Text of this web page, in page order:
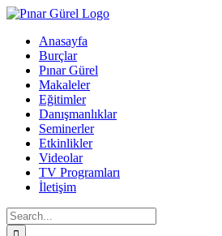
Skip
contentAnasayfa
Burçlar
Pınar Gürel
Makaleler
Eğitimler
Danışmanlıklar
Seminerler
Etkinlikler
Videolar
TV Programları
İletişim
Search
for: